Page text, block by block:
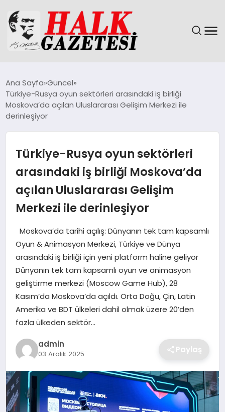
DÜNYA
EKONOMI
MAGAZIN
SAĞLIK
SIYASET
SPOR
TEKNOLOJI
YAŞAM
Ana Sayfa Güncel
Türkiye-Rusya oyun sektörleri arasındaki iş birliği
Moskova’da açılan Uluslararası Gelişim Merkezi ile
derinleşiyor
Türkiye-Rusya oyun sektörleri
arasındaki iş birliği Moskova’da
açılan Uluslararası Gelişim
Merkezi ile derinleşiyor
Moskova’da tarihi açılış: Dünyanın tek tam kapsamlı
Oyun & Animasyon Merkezi, Türkiye ve Dünya
arasındaki iş birliği için yeni platform haline geliyor
Dünyanın tek tam kapsamlı oyun ve animasyon
geliştirme merkezi (Moscow Game Hub), 28
Kasım’da Moskova’da açıldı. Orta Doğu, Çin, Latin
Amerika ve BDT ülkeleri dahil olmak üzere 20’den
fazla ülkeden sektör…
admin
03 Aralık 2025 Paylaş